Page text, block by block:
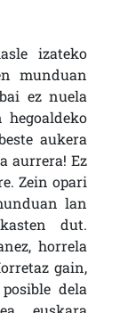
izateko
munduan
ez nuela
aukera
aurrera! Ez
Zein opari
lan
dut.
horrela
gain,
dela